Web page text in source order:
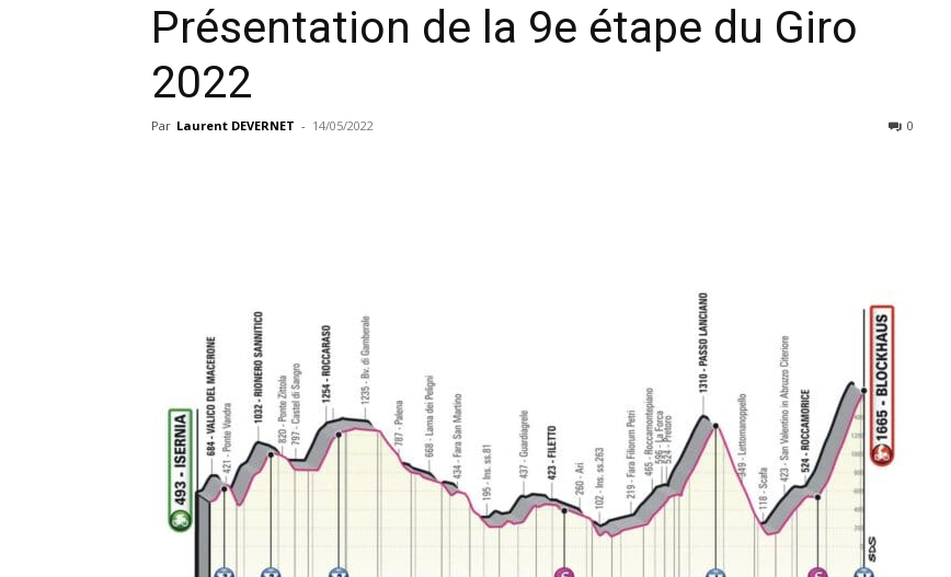
Présentation de la 9e étape du Giro
2022
Par Laurent DEVERNET - 14/05/2022 0